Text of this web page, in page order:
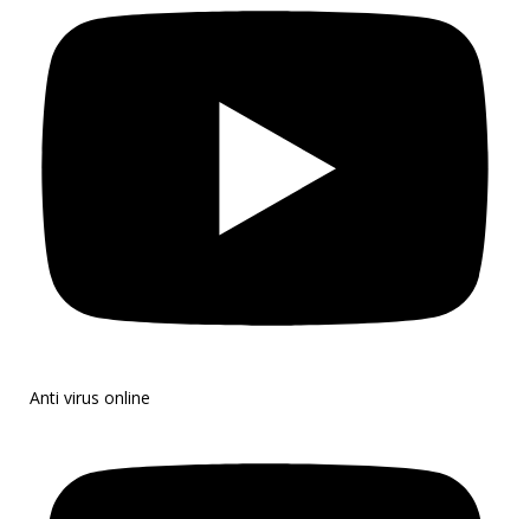
Anti virus online